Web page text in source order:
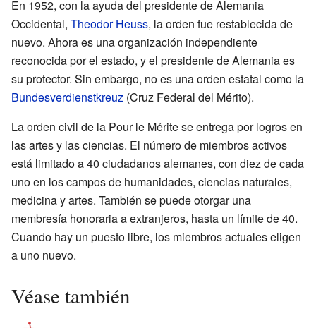
En 1952, con la ayuda del presidente de Alemania
Occidental, Theodor Heuss, la orden fue restablecida de
nuevo. Ahora es una organización independiente
reconocida por el estado, y el presidente de Alemania es
su protector. Sin embargo, no es una orden estatal como la
Bundesverdienstkreuz (Cruz Federal del Mérito).
La orden civil de la Pour le Mérite se entrega por logros en
las artes y las ciencias. El número de miembros activos
está limitado a 40 ciudadanos alemanes, con diez de cada
uno en los campos de humanidades, ciencias naturales,
medicina y artes. También se puede otorgar una
membresía honoraria a extranjeros, hasta un límite de 40.
Cuando hay un puesto libre, los miembros actuales eligen
a uno nuevo.
Véase también